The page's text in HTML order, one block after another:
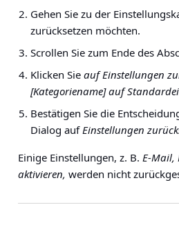
Gehen Sie zu der
zurücksetzen möchten.
Scrollen Sie zum Ende des
Klicken Sie auf Einstellungen
[Kategoriename] auf
Bestätigen Sie die
Dialog aufEinstellungen
Einige Einstellungen, z. B. E-Mail,
aktivieren, werden nicht